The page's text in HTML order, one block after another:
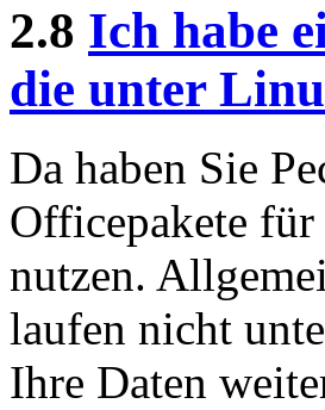
2.8 Ich habe
die unter
Da haben Sie
Officepakete
nutzen.
laufen nicht
Ihre Daten